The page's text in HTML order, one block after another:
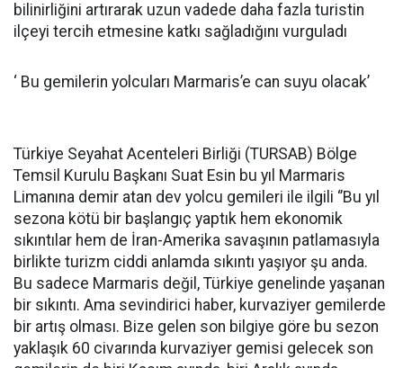
bilinirliğini artırarak uzun vadede daha fazla turistin
ilçeyi tercih etmesine katkı sağladığını vurguladı
‘ Bu gemilerin yolcuları Marmaris’e can suyu olacak’
Türkiye Seyahat Acenteleri Birliği (TURSAB) Bölge
Temsil Kurulu Başkanı Suat Esin bu yıl Marmaris
Limanına demir atan dev yolcu gemileri ile ilgili ‘’Bu yıl
sezona kötü bir başlangıç yaptık hem ekonomik
sıkıntılar hem de İran-Amerika savaşının patlamasıyla
birlikte turizm ciddi anlamda sıkıntı yaşıyor şu anda.
Bu sadece Marmaris değil, Türkiye genelinde yaşanan
bir sıkıntı. Ama sevindirici haber, kurvaziyer gemilerde
bir artış olması. Bize gelen son bilgiye göre bu sezon
yaklaşık 60 civarında kurvaziyer gemisi gelecek son